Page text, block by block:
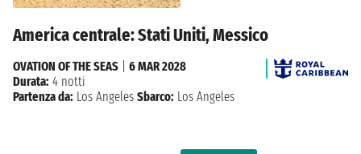
America centrale: Stati Uniti, Messico
OVATION OF THE SEAS
6 MAR 2028
Durata: 4 notti
Partenza da: Los Angeles Sbarco: Los Angeles